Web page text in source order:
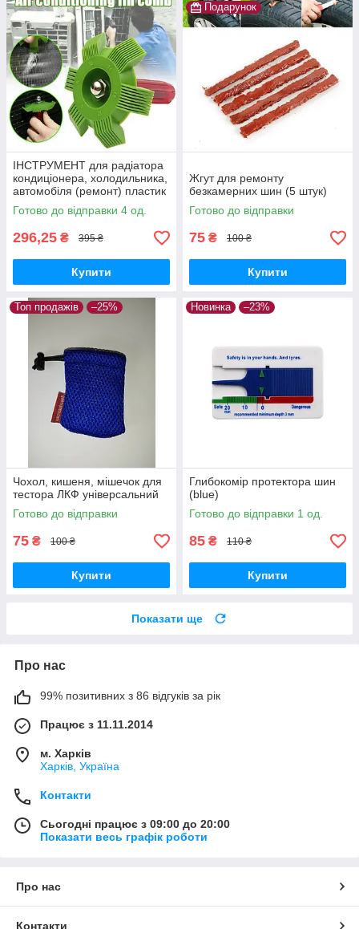
ІНСТРУМЕНТ для радіатора
кондиціонера, холодильника,
автомобіля (ремонт) пластик
Готово до відправки 4 од.
296,25 ₴ 395 ₴
Купити
Подарунок
Жгут для ремонту
безкамерних шин (5 штук)
Готово до відправки
75 ₴ 100 ₴
Купити
Топ продажів –25%
Чохол, кишеня, мішечок для
тестора ЛКФ універсальний
Готово до відправки
75 ₴ 100 ₴
Купити
Новинка –23%
Глибокомір протектора шин
(blue)
Готово до відправки 1 од.
85 ₴ 110 ₴
Купити
Показати ще
Про нас
99% позитивних з 86 відгуків за рік
Працює з 11.11.2014
м. Харків
Харків, Україна
Контакти
Сьогодні працює з 09:00 до 20:00
Показати весь графік роботи
Про нас
Контакти